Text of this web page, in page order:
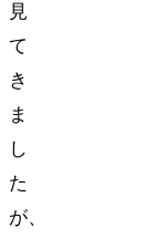
見
て
き
ま
し
た
が、